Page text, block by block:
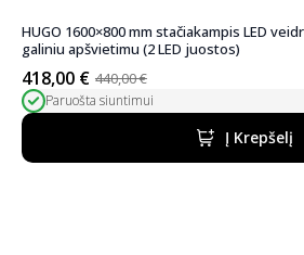
HUGO 1600×800 mm stačiakampis LED
galiniu apšvietimu (2 LED juostos)
440,00€
Pradinė
kaina
buvo:
440,00 €.
418,00 €
Dabartinė
kaina
yra:
418,00 €.
Paruošta siuntimui
Į Krepšelį